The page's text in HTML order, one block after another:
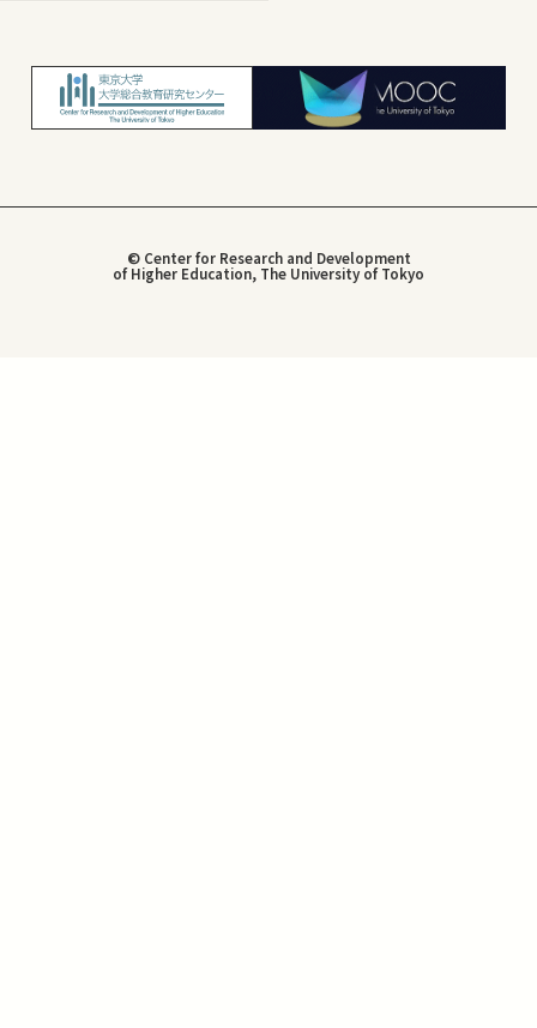
© Center for Research and Development
of Higher Education, The University of Tokyo